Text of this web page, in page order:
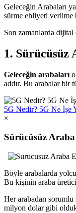
Geleceğin Arabaları
sürme ehliyeti verilme
Son zamanlarda dijital
1. Sürücüsüz
Geleceğin arabaları
addır. Bu arabalar bir
5G Nedir? 5G Ne İşe
×
Sürücüsüz
Böyle arabalarda
Bu kişinin araba
Her arabadan sorumlu
milyon dolar gibi